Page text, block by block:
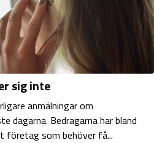
sig inte
anmälningar om
dagarna. Bedragarna har bland
som behöver få...